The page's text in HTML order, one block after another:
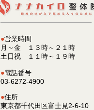
●営業時間
月～金 １３時～２１時
土日祝 １１時～１９時
●電話番号
03-6272-4900
●住所
東京都千代田区富士見2-6-10